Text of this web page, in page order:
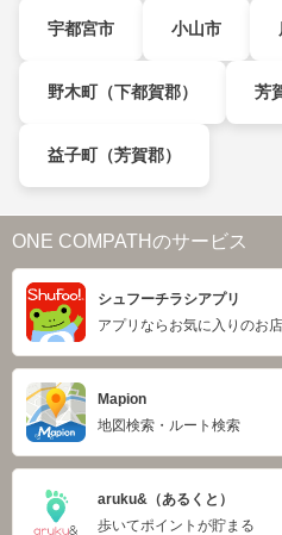
宇都宮市 小山市
野木町（下都賀郡） 芳
益子町（芳賀郡）
ONE COMPATHのサービス
シュフーチラシアプリ
アプリならお気に入りのお
Mapion
地図検索・ルート検索
aruku&（あるくと）
歩いてポイントが貯まる